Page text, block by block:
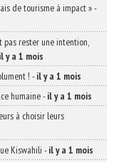
de tourisme à impact »-
rester une intention,
il y a 1 mois
! -il y a 1 mois
humaine-il y a 1 mois
à choisir leurs
Kiswahili -il y a 1 mois